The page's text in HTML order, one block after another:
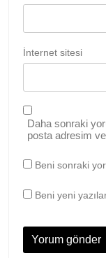
İnternet sitesi
Daha sonraki
posta adresim
Beni sonraki
Beni yeni